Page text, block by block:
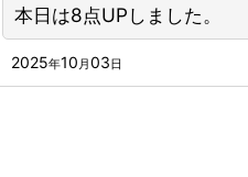
本日は8点UPしました。
2025年10 月03日